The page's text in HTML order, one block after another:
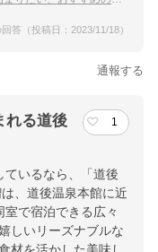
答（投稿日：2023/11/18）
通報する
れる道後
1
いるなら、「道後
、道後温泉本館に近
で宿泊できる広々
しいリーズナブルな